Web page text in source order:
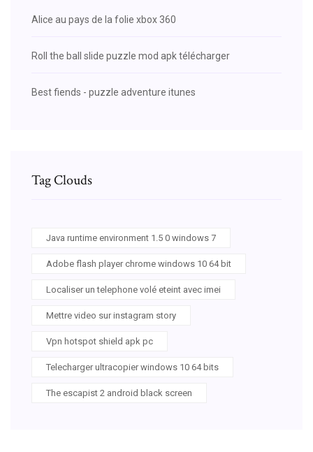
Alice au pays de la folie xbox 360
Roll the ball slide puzzle mod apk télécharger
Best fiends - puzzle adventure itunes
Tag Clouds
Java runtime environment 1.5 0 windows 7
Adobe flash player chrome windows 10 64 bit
Localiser un telephone volé eteint avec imei
Mettre video sur instagram story
Vpn hotspot shield apk pc
Telecharger ultracopier windows 10 64 bits
The escapist 2 android black screen